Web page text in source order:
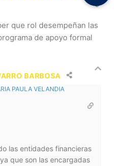
que rol desempeñan las
de apoyo formal
BARBOSA
PAULA VELANDIA
las entidades financieras
que son las encargadas